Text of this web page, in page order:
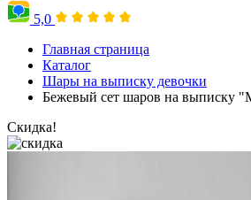
5,0
Главная страница
Каталог
Шары на выписку девочки
Бежевый сет шаров на выписку
Скидка!